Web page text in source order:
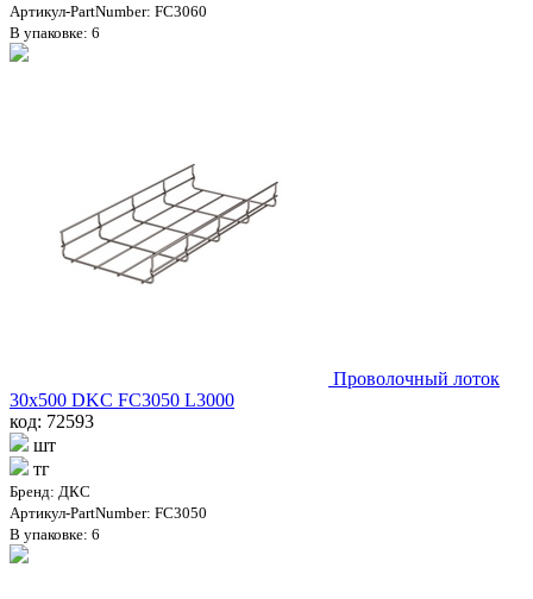
Артикул-PartNumber: FC3060
В упаковке: 6
Проволочный лоток
30х500 DKC FC3050 L3000
код: 72593
шт
тг
Бренд: ДКС
Артикул-PartNumber: FC3050
В упаковке: 6